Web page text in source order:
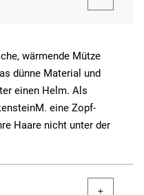
wärmende Mütze
dünne Material und
einen Helm. Als
eine Zopf-
Haare nicht unter der